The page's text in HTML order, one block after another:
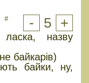
# - 5 +
ласка, назву
байкарів)
байки, ну,